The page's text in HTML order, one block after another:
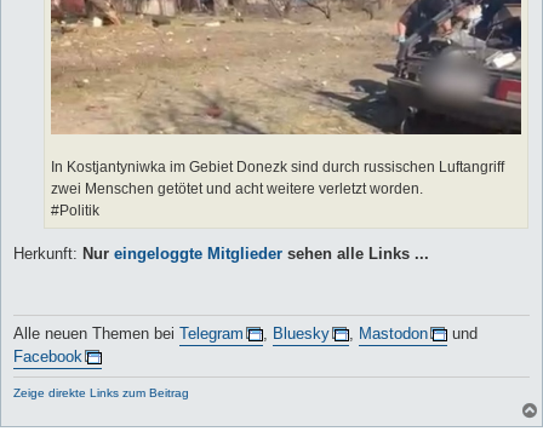
In Kostjantyniwka im Gebiet Donezk sind durch russischen Luftangriff
zwei Menschen getötet und acht weitere verletzt worden.
#Politik
Herkunft: Nur eingeloggte Mitglieder sehen alle Links ...
Alle neuen Themen bei Telegram , Bluesky , Mastodon
und
Facebook
Zeige direkte Links zum Beitrag